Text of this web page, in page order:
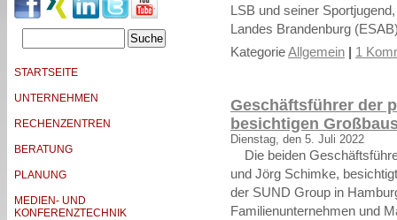
STARTSEITE
UNTERNEHMEN
RECHENZENTREN
BERATUNG
PLANUNG
MEDIEN- UND
KONFERENZTECHNIK
LSB und seiner
Landes Brandenburg
KategorieAllgemein | 1
Geschäftsführer der
besichtigen
Dienstag, den 5. Juli 2022
Die beiden
und Jörg Schimke,
der SUND Group in
Familienunternehmen und